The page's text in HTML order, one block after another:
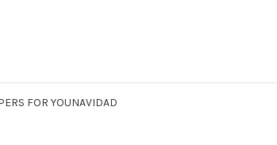
FOR YOUNAVIDAD